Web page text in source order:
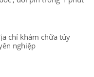
chỉ khám chữa tủy
nghiệp